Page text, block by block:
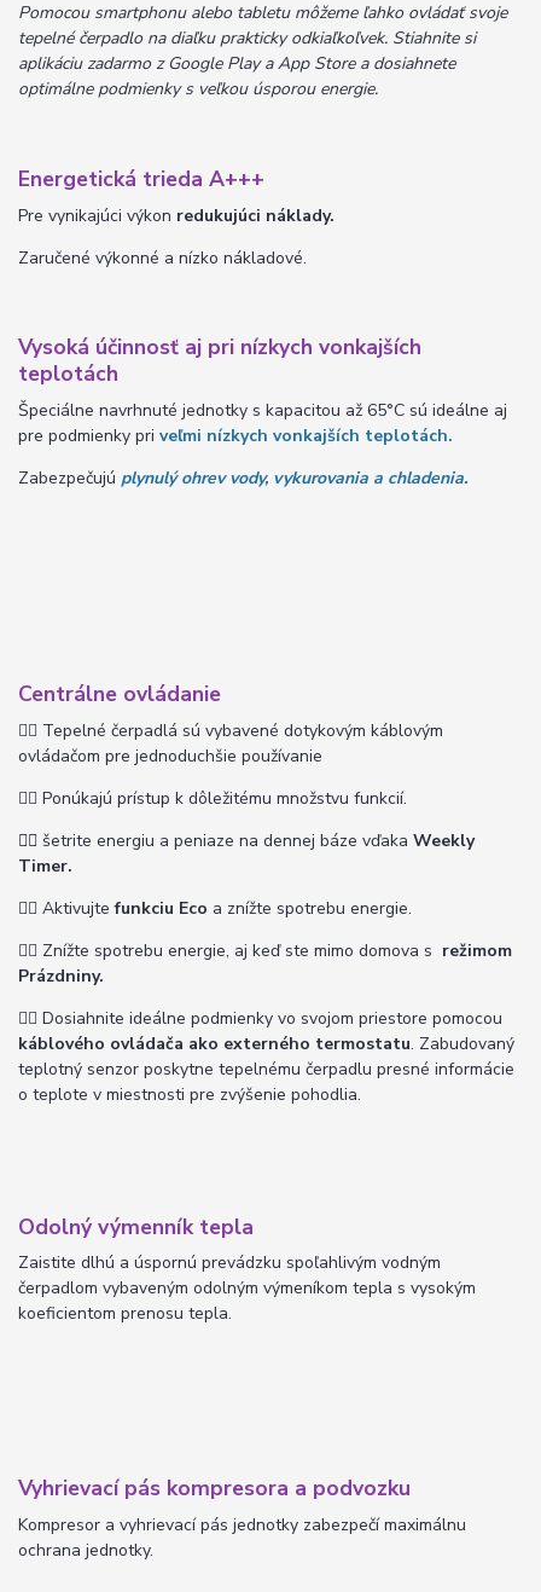
Pomocou smartphonu alebo tabletu môžeme ľahko ovládať svoje
tepelné čerpadlo na diaľku prakticky odkiaľkoľvek. Stiahnite si
aplikáciu zadarmo z Google Play a App Store a dosiahnete
optimálne podmienky s veľkou úsporou energie.
Energetická trieda A+++
Pre vynikajúci výkon redukujúci náklady.
Zaručené výkonné a nízko nákladové.
Vysoká účinnosť aj pri nízkych vonkajších
teplotách
Špeciálne navrhnuté jednotky s kapacitou až 65°C sú ideálne aj
pre podmienky pri veľmi nízkych vonkajších teplotách.
Zabezpečujú plynulý ohrev vody, vykurovania a chladenia.
Centrálne ovládanie
👉🏽 Tepelné čerpadlá sú vybavené dotykovým káblovým
ovládačom pre jednoduchšie používanie
👉🏽 Ponúkajú prístup k dôležitému množstvu funkcií.
👉🏽 šetrite energiu a peniaze na dennej báze vďaka Weekly
Timer.
👉🏽 Aktivujtefunkciu Eco a znížte spotrebu energie.
👉🏽 Znížte spotrebu energie, aj keď ste mimo domova s ​​ režimom
Prázdniny.
👉🏽 Dosiahnite ideálne podmienky vo svojom priestore pomocou
káblového ovládača ako externého termostatu. Zabudovaný
teplotný senzor poskytne tepelnému čerpadlu presné informácie
o teplote v miestnosti pre zvýšenie pohodlia.
Odolný výmenník tepla
Zaistite dlhú a úspornú prevádzku spoľahlivým vodným
čerpadlom vybaveným odolným výmeníkom tepla s vysokým
koeficientom prenosu tepla.
Vyhrievací pás kompresora a podvozku
Kompresor a vyhrievací pás jednotky zabezpečí maximálnu
ochrana jednotky.